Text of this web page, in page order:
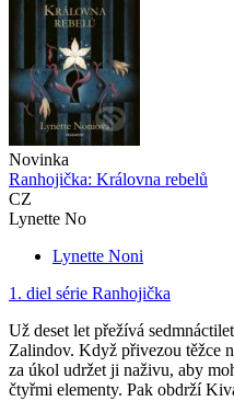
Novinka
Ranhojička: Královna rebelů
CZ
Lynette No
Lynette Noni
1. diel série Ranhojička
Už deset let přežívá
Zalindov. Když přivezou těžce
za úkol udržet ji naživu, aby
čtyřmi elementy. Pak obdrží